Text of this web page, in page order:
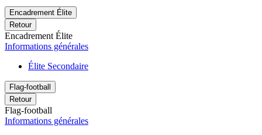
Encadrement Élite
Retour
Encadrement Élite
Informations générales
Élite Secondaire
Flag-football
Retour
Flag-football
Informations générales